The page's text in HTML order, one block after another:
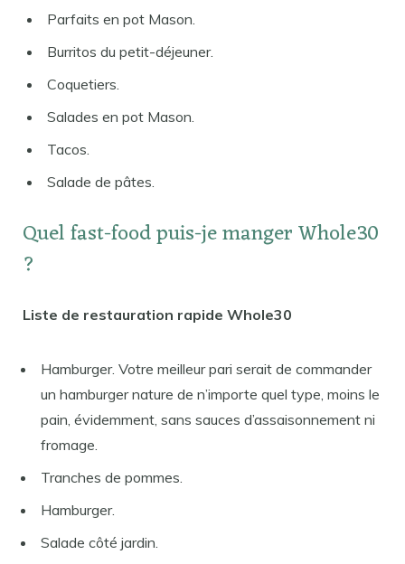
Parfaits en pot Mason.
Burritos du petit-déjeuner.
Coquetiers.
Salades en pot Mason.
Tacos.
Salade de pâtes.
Quel fast-food puis-je manger Whole30
?
Liste de restauration rapide Whole30
Hamburger. Votre meilleur pari serait de commander
un hamburger nature de n’importe quel type, moins le
pain, évidemment, sans sauces d’assaisonnement ni
fromage.
Tranches de pommes.
Hamburger.
Salade côté jardin.